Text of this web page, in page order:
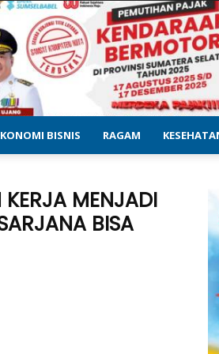
BISNIS RAGAM
KERJA MENJADI
BISA